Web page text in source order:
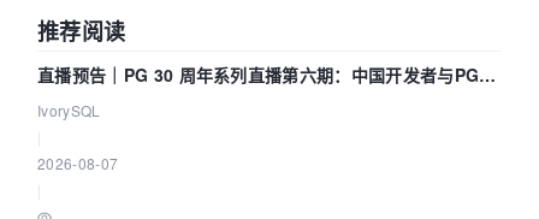
推荐阅读
直播预告｜PG 30 周年系列直播第六期：中国开发者与PG内
核——我们改得动吗？我们贡献了什么？
IvorySQL
2026-08-07